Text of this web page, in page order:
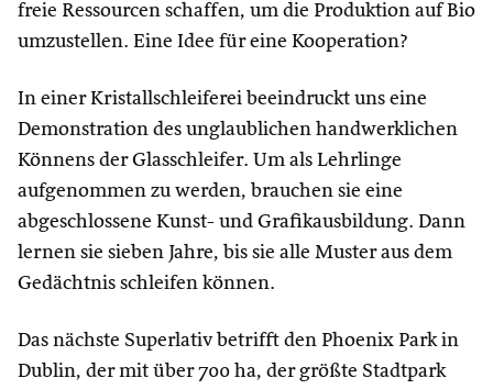
freie Ressourcen schaffen, um die Produktion auf Bio
umzustellen. Eine Idee für eine Kooperation?
In einer Kristallschleiferei beeindruckt uns eine
Demonstration des unglaublichen handwerklichen
Könnens der Glasschleifer. Um als Lehrlinge
aufgenommen zu werden, brauchen sie eine
abgeschlossene Kunst- und Grafikausbildung. Dann
lernen sie sieben Jahre, bis sie alle Muster aus dem
Gedächtnis schleifen können.
Das nächste Superlativ betrifft den Phoenix Park in
Dublin, der mit über 700 ha, der größte Stadtpark